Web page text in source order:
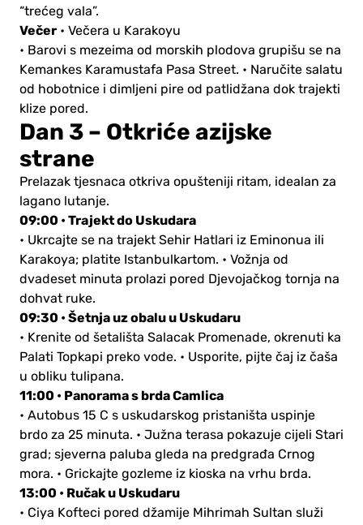
“trećeg vala”.
Večer • Večera u Karakoyu
• Barovi s mezeima od morskih plodova grupišu se na
Kemankes Karamustafa Pasa Street. • Naručite salatu
od hobotnice i dimljeni pire od patlidžana dok trajekti
klize pored.
Dan 3 – Otkriće azijske
strane
Prelazak tjesnaca otkriva opušteniji ritam, idealan za
lagano lutanje.
09:00 • Trajekt do Uskudara
• Ukrcajte se na trajekt Sehir Hatlari iz Eminonua ili
Karakoya; platite Istanbulkartom. • Vožnja od
dvadeset minuta prolazi pored Djevojačkog tornja na
dohvat ruke.
09:30 • Šetnja uz obalu u Uskudaru
• Krenite od šetališta Salacak Promenade, okrenuti ka
Palati Topkapi preko vode. • Usporite, pijte čaj iz čaša
u obliku tulipana.
11:00 • Panorama s brda Camlica
• Autobus 15 C s uskudarskog pristaništa uspinje
brdo za 25 minuta. • Južna terasa pokazuje cijeli Stari
grad; sjeverna paluba gleda na predgrađa Crnog
mora. • Grickajte gozleme iz kioska na vrhu brda.
13:00 • Ručak u Uskudaru
• Ciya Kofteci pored džamije Mihrimah Sultan služi